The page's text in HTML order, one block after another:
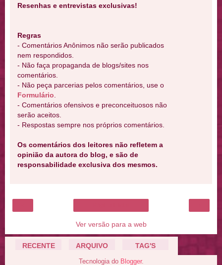
Resenhas e entrevistas exclusivas!
Regras
- Comentários Anônimos não serão publicados
nem respondidos.
- Não faça propaganda de blogs/sites nos
comentários.
- Não peça parcerias pelos comentários, use o
Formulário
- Comentários ofensivos e preconceituosos não
serão aceitos.
- Respostas sempre nos próprios comentários.
Os comentários dos leitores não refletem a
opinião da autora do blog, e são de
responsabilidade exclusiva dos mesmos.
Ver versão para a web
RECENTE ARQUIVO TAG'S
Tecnologia do Blogger.